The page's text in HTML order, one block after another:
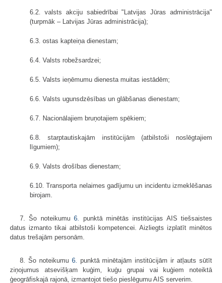
6.2. valsts akciju sabiedrībai "Latvijas Jūras administrācija"
(turpmāk – Latvijas Jūras administrācija);
6.3. ostas kapteiņa dienestam;
6.4. Valsts robežsardzei;
6.5. Valsts ieņēmumu dienesta muitas iestādēm;
6.6. Valsts ugunsdzēsības un glābšanas dienestam;
6.7. Nacionālajiem bruņotajiem spēkiem;
6.8. starptautiskajām institūcijām (atbilstoši noslēgtajiem
līgumiem);
6.9. Valsts drošības dienestam;
6.10. Transporta nelaimes gadījumu un incidentu izmeklēšanas
birojam.
7. Šo noteikumu6.
punktā minētās institūcijas AIS tiešsaistes
datus izmanto tikai atbilstoši kompetencei. Aizliegts izplatīt minētos
datus trešajām personām.
8. Šo noteikumu 6.
punktā minētajām institūcijām ir atļauts sūtīt
ziņojumus atsevišķam kuģim, kuģu grupai vai kuģiem noteiktā
ģeogrāfiskajā rajonā, izmantojot tiešo pieslēgumu AIS serverim.